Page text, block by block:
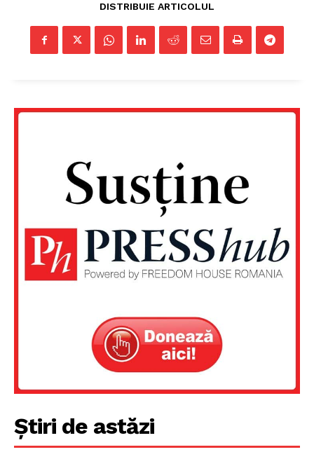
Un proiect
FREEDOM HOUSE ROMÂNIA
PRESShub
Proiecte editoriale
DISTRIBUIE ARTICOLUL
Știri de astăzi